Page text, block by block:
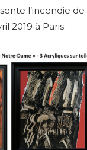
l’incendie
2019 à Paris.